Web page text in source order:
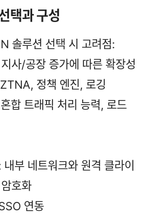
택과 구성
솔루션 선택 시 고려점:
사/공장 증가에 따른 확장성
정책 엔진, 로깅
합 트래픽 처리 능력, 로드
부 네트워크와 원격 클라이
호화
연동